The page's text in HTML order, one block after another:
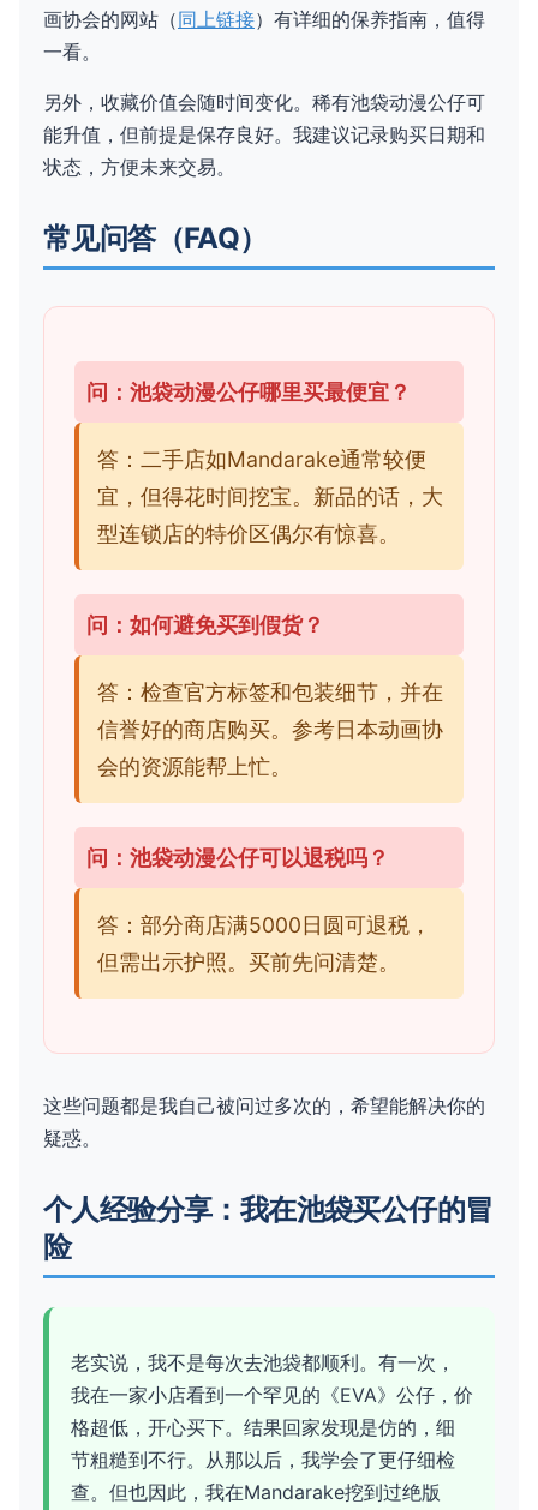
画协会的网站（同上链接）有详细的保养指南，值得
一看。
另外，收藏价值会随时间变化。稀有池袋动漫公仔可
能升值，但前提是保存良好。我建议记录购买日期和
状态，方便未来交易。
常见问答（FAQ）
问：池袋动漫公仔哪里买最便宜？
答：二手店如Mandarake通常较便
宜，但得花时间挖宝。新品的话，大
型连锁店的特价区偶尔有惊喜。
问：如何避免买到假货？
答：检查官方标签和包装细节，并在
信誉好的商店购买。参考日本动画协
会的资源能帮上忙。
问：池袋动漫公仔可以退税吗？
答：部分商店满5000日圆可退税，
但需出示护照。买前先问清楚。
这些问题都是我自己被问过多次的，希望能解决你的
疑惑。
个人经验分享：我在池袋买公仔的冒
险
老实说，我不是每次去池袋都顺利。有一次，
我在一家小店看到一个罕见的《EVA》公仔，价
格超低，开心买下。结果回家发现是仿的，细
节粗糙到不行。从那以后，我学会了更仔细检
查。但也因此，我在Mandarake挖到过绝版